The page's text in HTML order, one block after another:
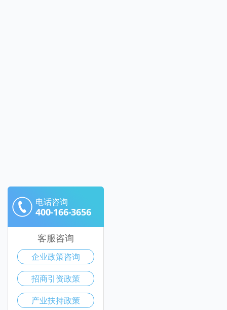
电话咨询
400-166-3656
客服咨询
企业政策咨询
招商引资政策
产业扶持政策